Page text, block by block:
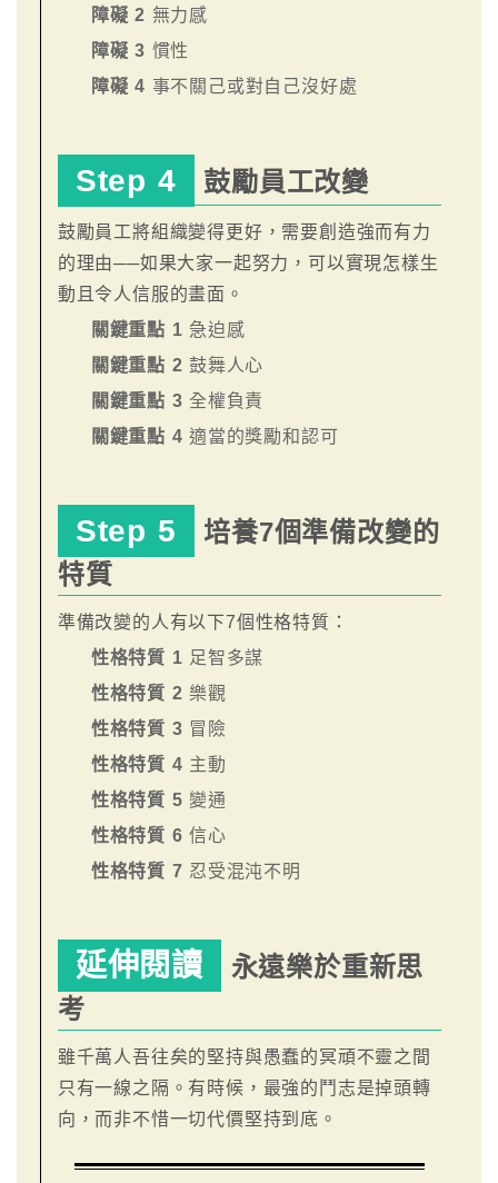
障礙 2 無力感
障礙 3 慣性
障礙 4 事不關己或對自己沒好處
Step 4 鼓勵員工改變
鼓勵員工將組織變得更好，需要創造強而有力
的理由──如果大家一起努力，可以實現怎樣生
動且令人信服的畫面。
關鍵重點 1 急迫感
關鍵重點 2鼓舞人心
關鍵重點 3 全權負責
關鍵重點 4適當的獎勵和認可
Step 5
培養7個準備改變的
特質
準備改變的人有以下7個性格特質：
性格特質 1 足智多謀
性格特質 2樂觀
性格特質 3 冒險
性格特質 4 主動
性格特質 5 變通
性格特質 6信心
性格特質 7 忍受混沌不明
延伸閱讀
永遠樂於重新思
考
雖千萬人吾往矣的堅持與愚蠢的冥頑不靈之間
只有一線之隔。有時候，最強的鬥志是掉頭轉
向，而非不惜一切代價堅持到底。